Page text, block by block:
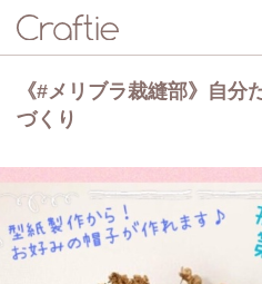
《#メリブラ裁縫部》自分
づくり